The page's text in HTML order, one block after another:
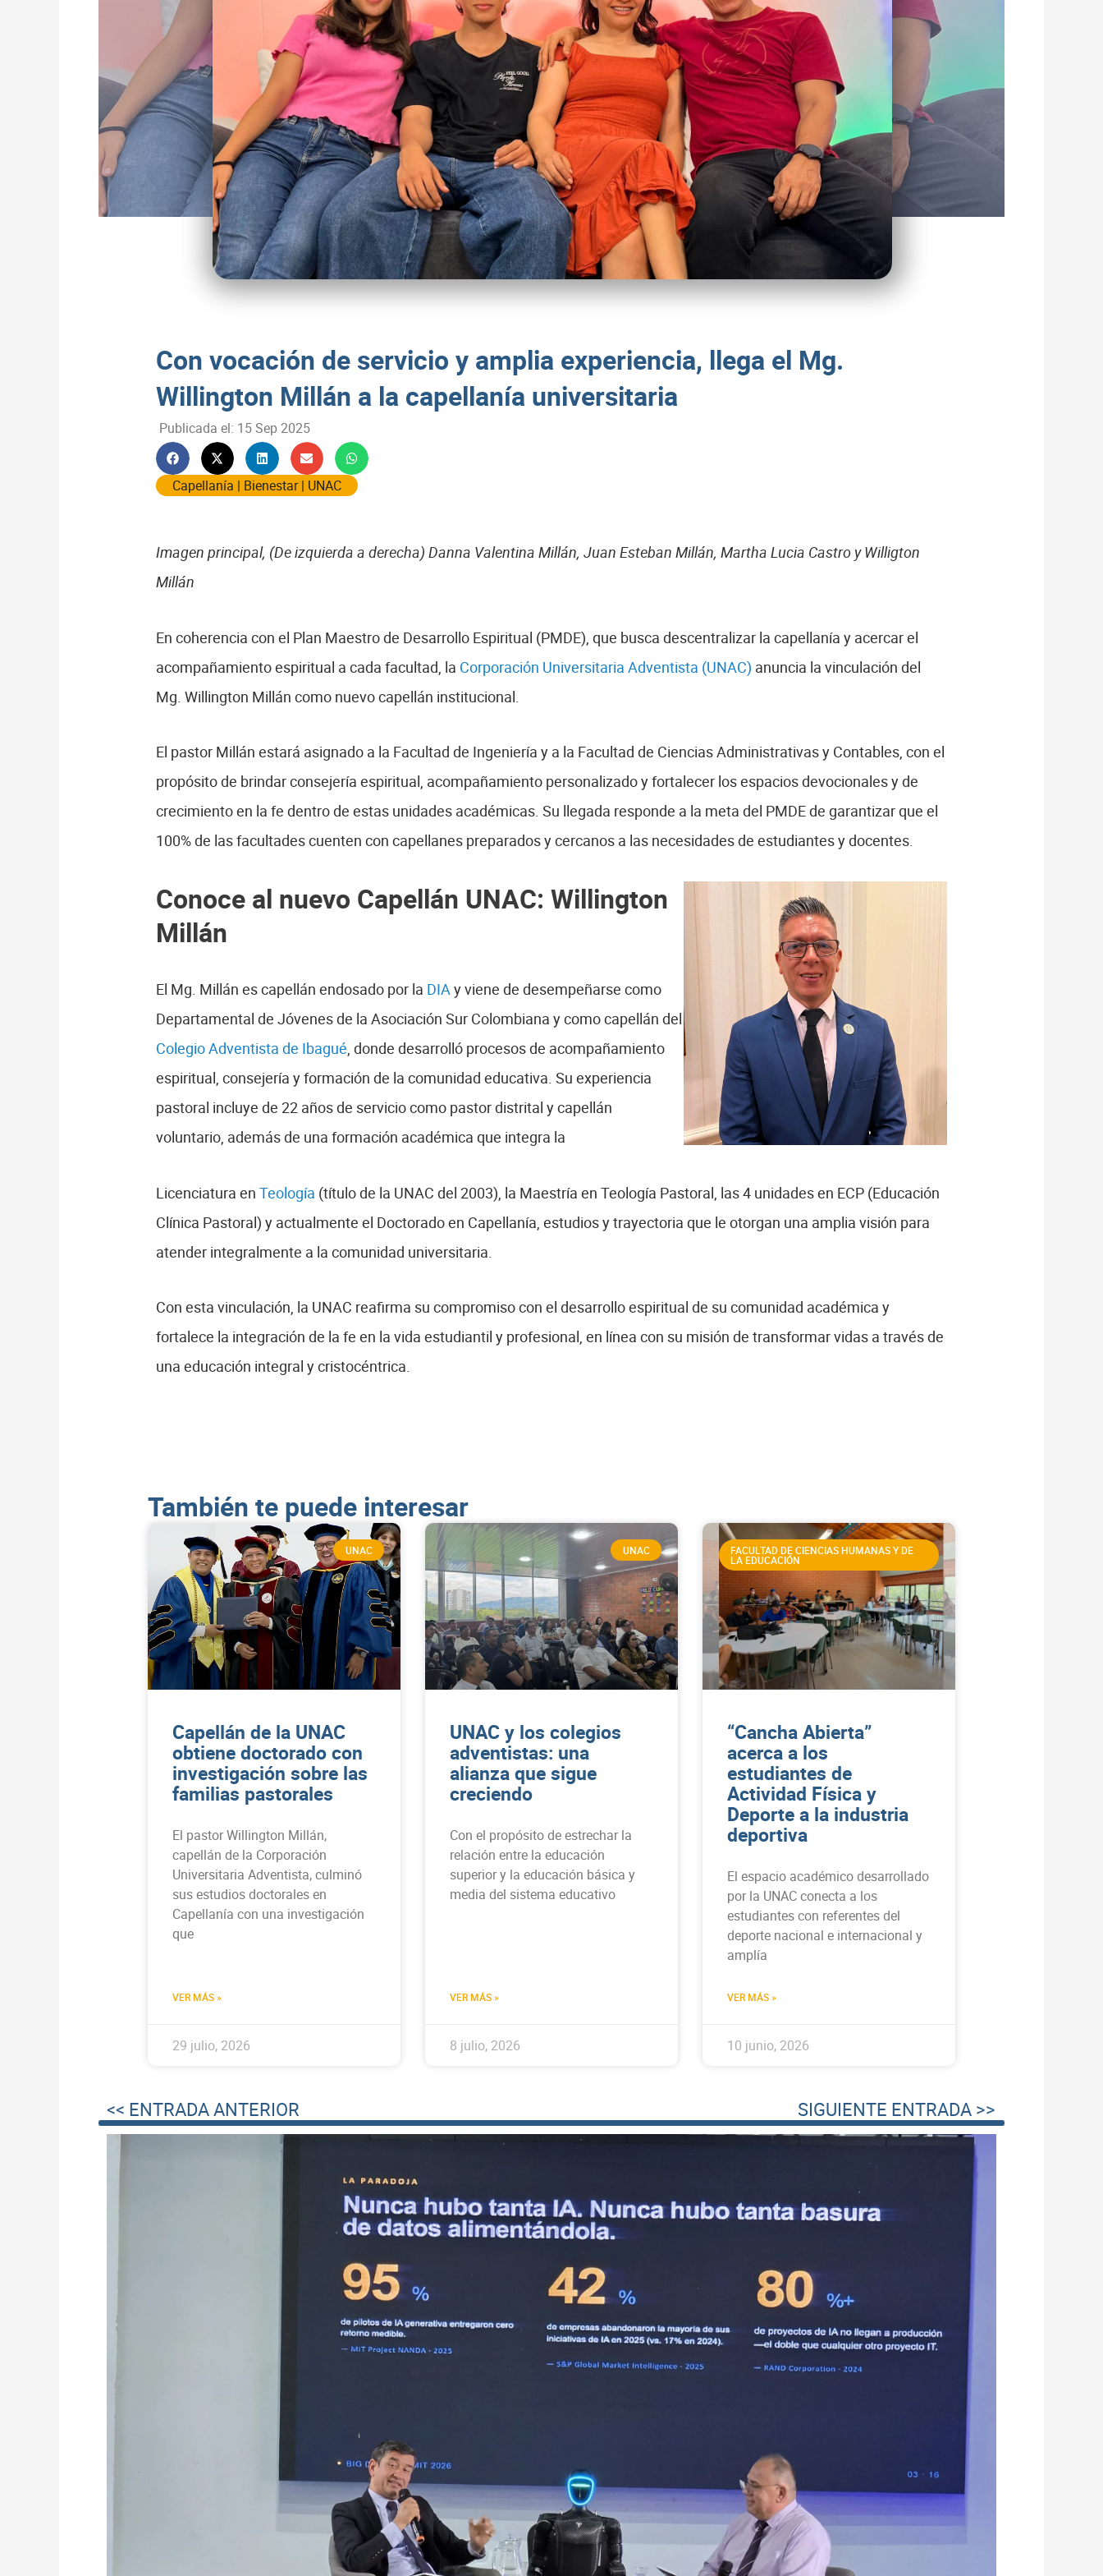
Con vocación de servicio y amplia experiencia, llega el Mg.
Willington Millán a la capellanía universitaria
Publicada el: 15 Sep 2025
Capellanía | Bienestar| UNAC
Imagen principal, (De izquierda a derecha) Danna Valentina Millán, Juan Esteban Millán, Martha Lucia Castro y Willigton
Millán
En coherencia con el Plan Maestro de Desarrollo Espiritual (PMDE), que busca descentralizar la capellanía y acercar el
acompañamiento espiritual a cada facultad, la Corporación Universitaria Adventista (UNAC) anuncia la vinculación del
Mg. Willington Millán como nuevo capellán institucional.
El pastor Millán estará asignado a la Facultad de Ingeniería y a la Facultad de Ciencias Administrativas y Contables, con el
propósito de brindar consejería espiritual, acompañamiento personalizado y fortalecer los espacios devocionales y de
crecimiento en la fe dentro de estas unidades académicas. Su llegada responde a la meta del PMDE de garantizar que el
100% de las facultades cuenten con capellanes preparados y cercanos a las necesidades de estudiantes y docentes.
Conoce al nuevo Capellán UNAC: Willington
Millán
El Mg. Millán es capellán endosado por la DIAy viene de desempeñarse como
Departamental de Jóvenes de la Asociación Sur Colombiana y como capellán del
Colegio Adventista de Ibagué, donde desarrolló procesos de acompañamiento
espiritual, consejería y formación de la comunidad educativa. Su experiencia
pastoral incluye de 22 años de servicio como pastor distrital y capellán
voluntario, además de una formación académica que integra la
Licenciatura en Teología (título de la UNAC del 2003), la Maestría en Teología Pastoral, las 4 unidades en ECP (Educación
Clínica Pastoral) y actualmente el Doctorado en Capellanía, estudios y trayectoria que le otorgan una amplia visión para
atender integralmente a la comunidad universitaria.
Con esta vinculación, la UNAC reafirma su compromiso con el desarrollo espiritual de su comunidad académica y
fortalece la integración de la fe en la vida estudiantil y profesional, en línea con su misión de transformar vidas a través de
una educación integral y cristocéntrica.
También te puede interesar
UNAC
Capellán de la UNAC
obtiene doctorado con
investigación sobre las
familias pastorales
El pastor Willington Millán,
capellán de la Corporación
Universitaria Adventista, culminó
sus estudios doctorales en
Capellanía con una investigación
que
VER MÁS »
29 julio, 2026
UNAC
UNAC y los colegios
adventistas: una
alianza que sigue
creciendo
Con el propósito de estrechar la
relación entre la educación
superior y la educación básica y
media del sistema educativo
VER MÁS »
8 julio, 2026
FACULTAD DE CIENCIAS HUMANAS Y DE
LA EDUCACIÓN
“Cancha Abierta”
acerca a los
estudiantes de
Actividad Física y
Deporte a la industria
deportiva
El espacio académico desarrollado
por la UNAC conecta a los
estudiantes con referentes del
deporte nacional e internacional y
amplía
VER MÁS »
10 junio, 2026
<< ENTRADA ANTERIOR SIGUIENTE ENTRADA >>